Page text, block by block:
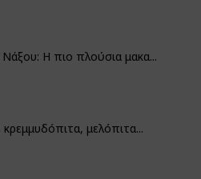
Η πιο πλούσια μακα...
κρεμμυδόπιτα, μελόπιτα...